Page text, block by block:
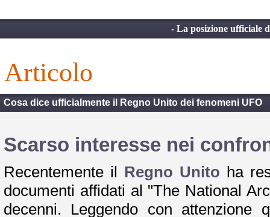
- La posizione ufficiale
articolo
Cosa dice ufficialmente il Regno Unito dei fenomeni UFO
Scarso interesse nei
Recentemente il Regno Unito ha
documenti affidati al "The National
decenni. Leggendo con